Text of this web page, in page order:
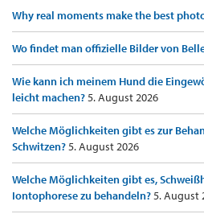
Why real moments make the best
Wo findet man offizielle Bilder von
Wie kann ich meinem Hund die
leicht machen?5. August 2026
Welche Möglichkeiten gibt es zur
Schwitzen?5. August 2026
Welche Möglichkeiten gibt es,
Iontophorese zu behandeln?5. August